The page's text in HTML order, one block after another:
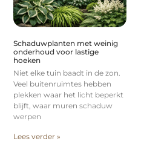
Schaduwplanten met weinig
onderhoud voor lastige
hoeken
Niet elke tuin baadt in de zon.
Veel buitenruimtes hebben
plekken waar het licht beperkt
blijft, waar muren schaduw
werpen
Lees verder »